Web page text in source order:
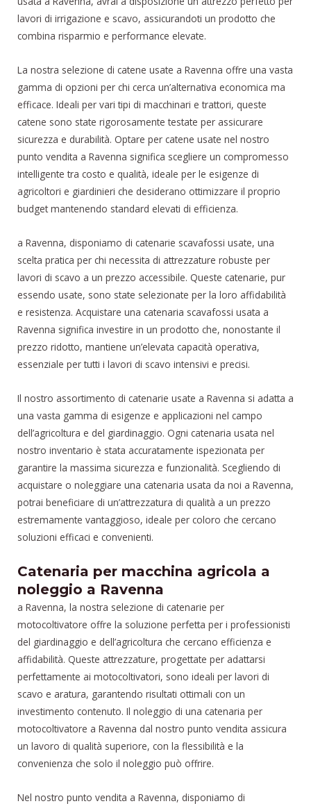
lavori di irrigazione e scavo, assicurandoti un prodotto che
combina risparmio e performance elevate.
La nostra selezione di catene usate a Ravenna offre una vasta
gamma di opzioni per chi cerca un’alternativa economica ma
efficace. Ideali per vari tipi di macchinari e trattori, queste
catene sono state rigorosamente testate per assicurare
sicurezza e durabilità. Optare per catene usate nel nostro
punto vendita a Ravenna significa scegliere un compromesso
intelligente tra costo e qualità, ideale per le esigenze di
agricoltori e giardinieri che desiderano ottimizzare il proprio
budget mantenendo standard elevati di efficienza.
a Ravenna, disponiamo di catenarie scavafossi usate, una
scelta pratica per chi necessita di attrezzature robuste per
lavori di scavo a un prezzo accessibile. Queste catenarie, pur
essendo usate, sono state selezionate per la loro affidabilità
e resistenza. Acquistare una catenaria scavafossi usata a
Ravenna significa investire in un prodotto che, nonostante il
prezzo ridotto, mantiene un’elevata capacità operativa,
essenziale per tutti i lavori di scavo intensivi e precisi.
Il nostro assortimento di catenarie usate a Ravenna si adatta a
una vasta gamma di esigenze e applicazioni nel campo
dell’agricoltura e del giardinaggio. Ogni catenaria usata nel
nostro inventario è stata accuratamente ispezionata per
garantire la massima sicurezza e funzionalità. Scegliendo di
acquistare o noleggiare una catenaria usata da noi a Ravenna,
potrai beneficiare di un’attrezzatura di qualità a un prezzo
estremamente vantaggioso, ideale per coloro che cercano
soluzioni efficaci e convenienti.
Catenaria per macchina agricola a
noleggio a Ravenna
a Ravenna, la nostra selezione di catenarie per
motocoltivatore offre la soluzione perfetta per i professionisti
del giardinaggio e dell’agricoltura che cercano efficienza e
affidabilità. Queste attrezzature, progettate per adattarsi
perfettamente ai motocoltivatori, sono ideali per lavori di
scavo e aratura, garantendo risultati ottimali con un
investimento contenuto. Il noleggio di una catenaria per
motocoltivatore a Ravenna dal nostro punto vendita assicura
un lavoro di qualità superiore, con la flessibilità e la
convenienza che solo il noleggio può offrire.
Nel nostro punto vendita a Ravenna, disponiamo di